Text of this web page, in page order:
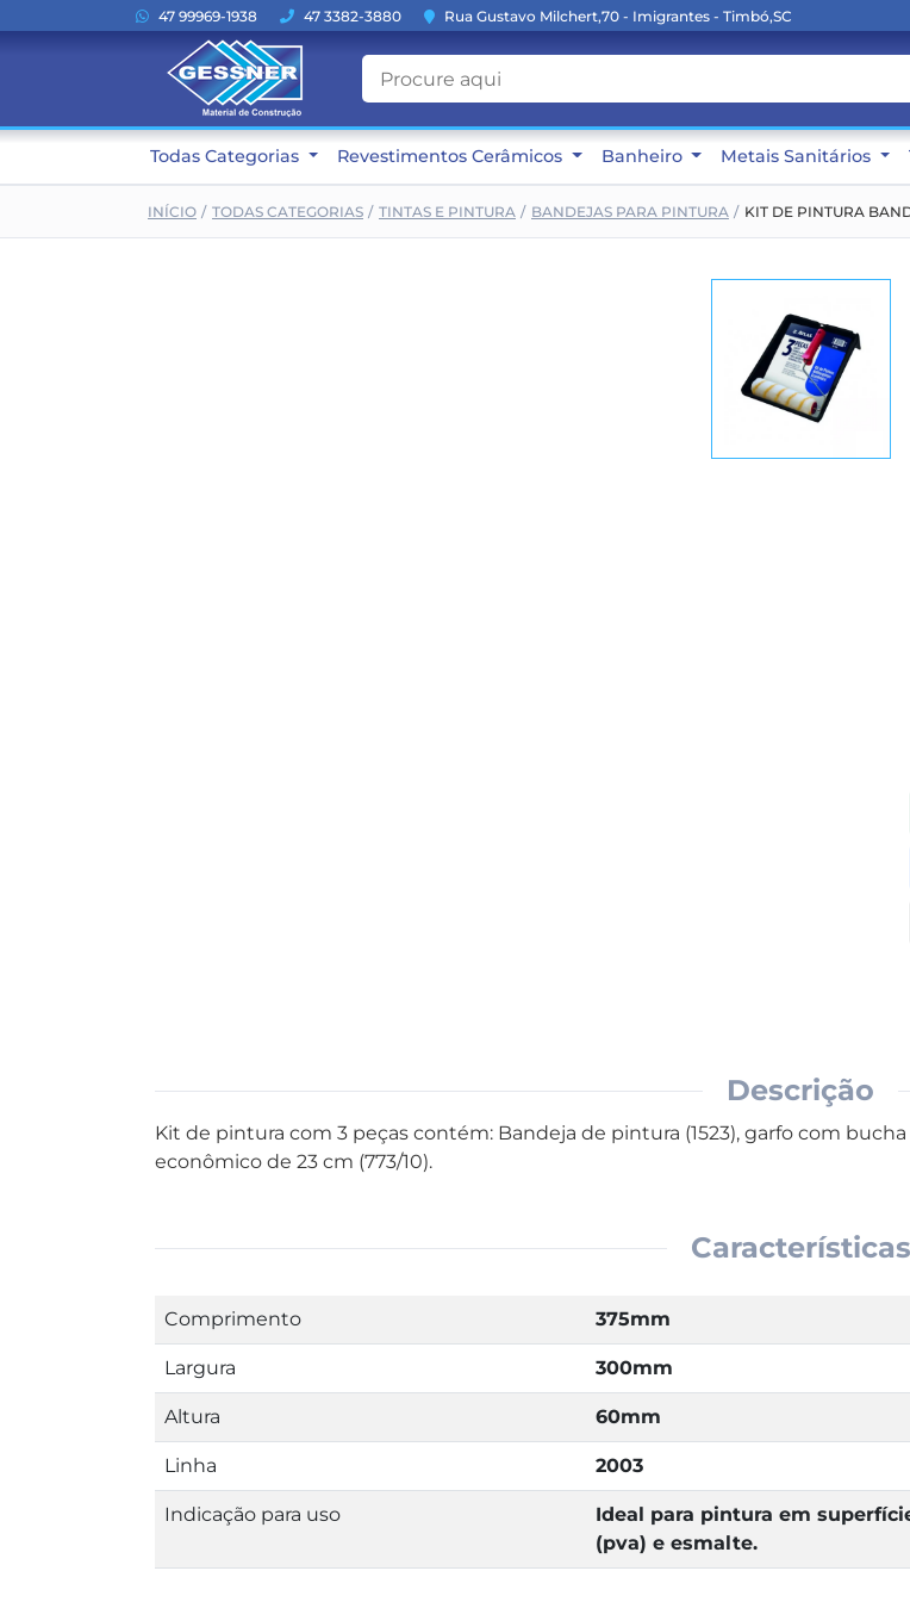
47 99969-1938 47 3382-3880 Rua Gustavo Milchert,70 - Imigrantes - Timbó,SC
Todas Categorias Revestimentos Cerâmicos Banheiro Metais Sanitários
INÍCIO TODAS CATEGORIAS TINTAS E PINTURA BANDEJAS PARA PINTURA KIT DE PINTURA
Descrição
Kit de pintura com 3 peças contém: Bandeja de pintura (1523), garfo com
econômico de 23 cm (773/10).
Características
Comprimento 375mm
Largura 300mm
Altura 60mm
Linha 2003
Indicação para uso
Ideal para pintura em
(pva) e esmalte.